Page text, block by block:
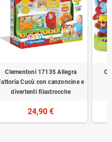
Clementoni 17135 Allegra
Cucù con canzoncine e
divertenti filastrocche
24,90 €